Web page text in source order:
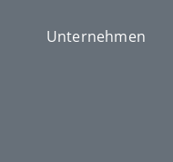
Unternehmen